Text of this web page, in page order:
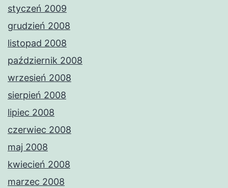
styczeń 2009
grudzień 2008
listopad 2008
październik 2008
wrzesień 2008
sierpień 2008
lipiec 2008
czerwiec 2008
maj 2008
kwiecień 2008
marzec 2008